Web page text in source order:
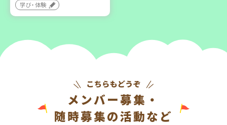
学び・体験
メンバー募集・
随時募集の活動など